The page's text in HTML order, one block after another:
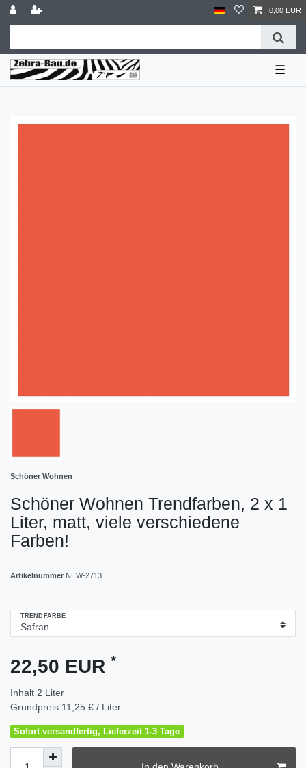
0,00 EUR
☰
Schöner Wohnen
Schöner Wohnen Trendfarben, 2 x 1
Liter, matt, viele verschiedene
Farben!
Artikelnummer NEW-2713
TRENDFARBE
22,50 EUR *
Inhalt 2 Liter
Grundpreis 11,25 € / Liter
Sofort versandfertig, Lieferzeit 1-3 Tage